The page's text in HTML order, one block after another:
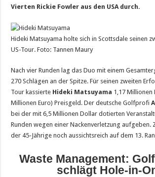
Vierten Rickie Fowler aus den USA durch.
Hideki Matsuyama holte sich in Scottsdale seinen
US-Tour. Foto: Tannen Maury
Nach vier Runden lag das Duo mit einem
270 Schlägen an der Spitze. Für seinen zweiten
Tour kassierte Hideki Matsuyama 1,17 Millionen
Millionen Euro) Preisgeld. Der deutsche Golfprofi
bei der mit 6,5 Millionen Dollar dotierten
Runden wegen einer Nackenverletzung aufgeben.
der 45-Jährige noch aussichtsreich auf dem 13.
Waste Management:
schlägt Hole-in-